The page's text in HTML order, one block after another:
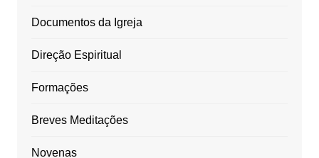
Documentos da Igreja
Direção Espiritual
Formações
Breves Meditações
Novenas